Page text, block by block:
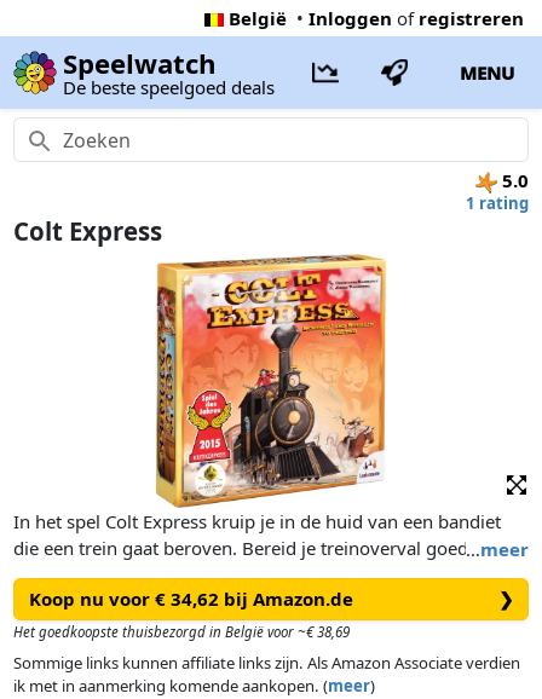
België • Inloggen of registreren
Speelwatch
De beste speelgoed deals
MENU
5.0
1 rating
Colt Express
…meer
In het spel Colt Express kruip je in de huid van een bandiet
die een trein gaat beroven. Bereid je treinoverval goed voor
door actiekaarten op de gemeenschappelijke stapel te
leggen. Kies je acties zorgvuldig en zorg ervoor dat je
ondertussen de kogels van je tegenstanders ontwijkt. Je
speelt Colt Express niet op een speelbord, maar in een echte
driedimensionale trein. De treinrovers kunnen van de ene
Koop nu voor € 34,62 bij Amazon.de ❯
Het goedkoopste thuisbezorgd in België voor ~€ 38,69
Sommige links kunnen affiliate links zijn. Als Amazon Associate verdien
ik met in aanmerking komende aankopen. (meer)